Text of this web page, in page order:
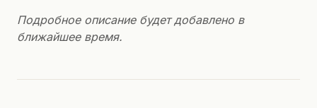
Подробное описание будет добавлено в
ближайшее время.